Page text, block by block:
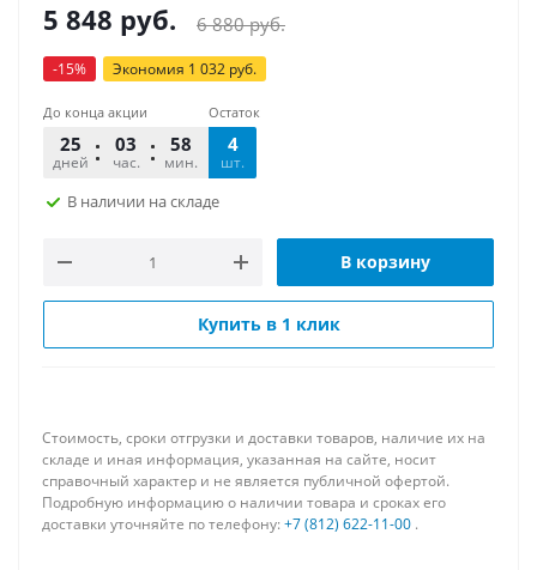
5 848 руб. 6 880руб.
-15% Экономия 1 032 руб.
До конца акции
25
дней
03
час.
58
мин.
37
сек.
Остаток
4
шт.
В наличии на складе
В корзину
Купить в 1 клик
Стоимость, сроки отгрузки и доставки товаров, наличие их на
складе и иная информация, указанная на сайте, носит
справочный характер и не является публичной офертой.
Подробную информацию о наличии товара и сроках его
доставки уточняйте по телефону: +7 (812) 622-11-00 .